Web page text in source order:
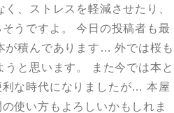
、ストレスを軽減させたり、
うですよ。 今日の投稿者も最
が積んであります… 外では桜も
と思います。 また今では本と
な時代になりましたが… 本屋
使い方もよろしいかもしれま